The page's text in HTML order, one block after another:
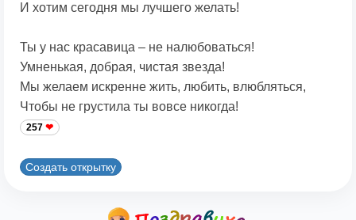
И хотим сегодня мы лучшего желать!
Ты у нас красавица – не налюбоваться!
Умненькая, добрая, чистая звезда!
Мы желаем искренне жить, любить, влюбляться,
Чтобы не грустила ты вовсе никогда!
257
Создать открытку